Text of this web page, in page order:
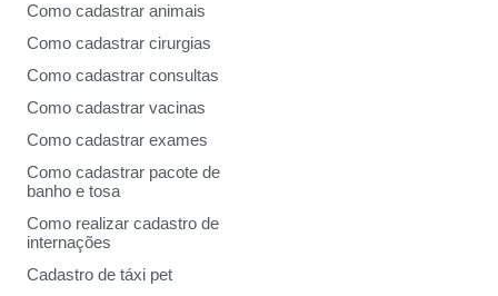
Como cadastrar animais
Como cadastrar cirurgias
Como cadastrar consultas
Como cadastrar vacinas
Como cadastrar exames
Como cadastrar pacote de
banho e tosa
Como realizar cadastro de
internações
Cadastro de táxi pet